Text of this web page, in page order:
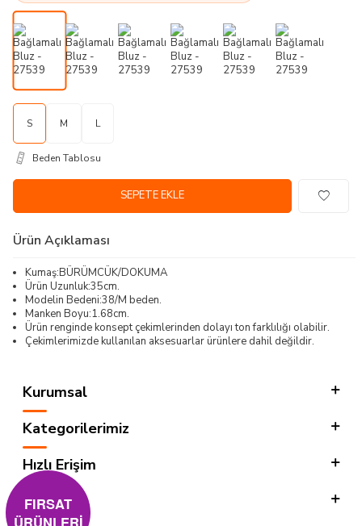
S M L
Beden Tablosu
SEPETE EKLE
Ürün Açıklaması
Kumaş:BÜRÜMCÜK/DOKUMA
Ürün Uzunluk:35cm.
Modelin Bedeni:38/M beden.
Manken Boyu:1.68cm.
Ürün renginde konsept çekimlerinden dolayı ton farklılığı olabilir.
Çekimlerimizde kullanılan aksesuarlar ürünlere dahil değildir.
Kurumsal
Kategorilerimiz
Hızlı Erişim
Sosyal
FIRSAT
ÜRÜNLERİ